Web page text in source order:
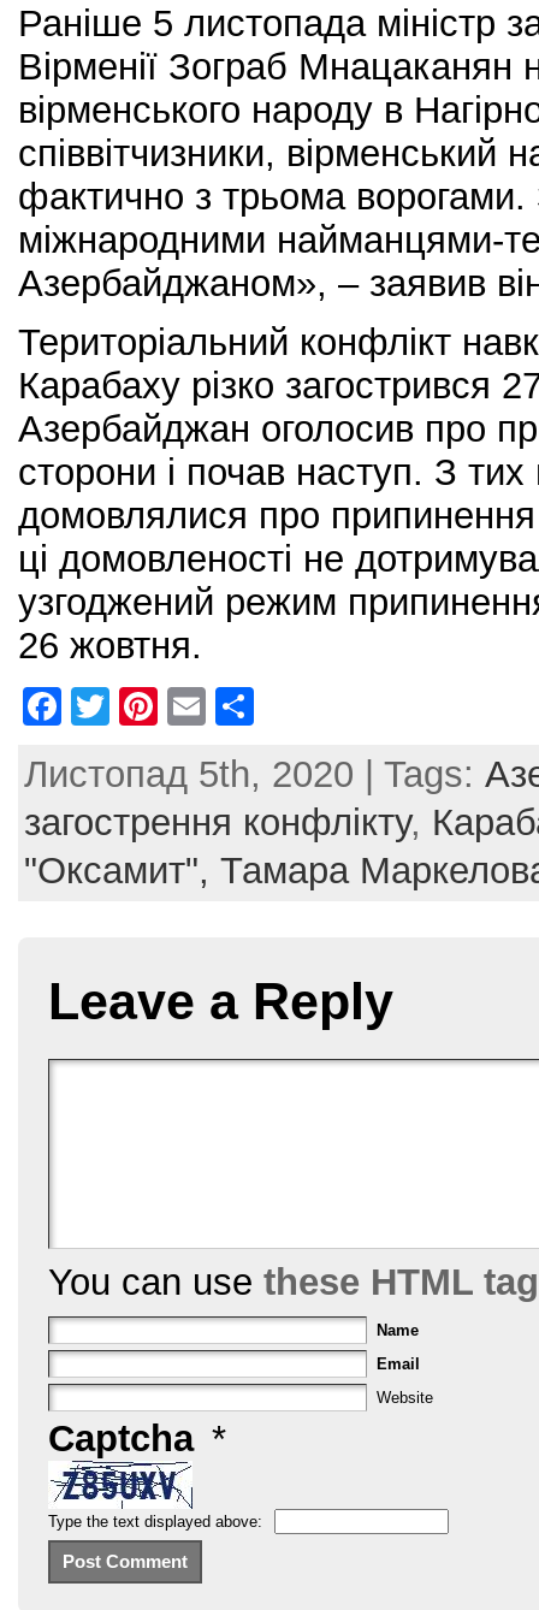
Раніше 5 листопада міністр
Вірменії Зограб Мнацаканян
вірменського народу в
співвітчизники, вірменський
фактично з трьома
міжнародними найманцями-
Азербайджаном», – заявив
Територіальний конфлікт
Карабаху різко загострився
Азербайджан оголосив про
сторони і почав наступ. З тих
домовлялися про
ці домовленості не
узгоджений режим
26 жовтня.
F
c
e
b
o
T
itt
er
Pi
er
e
st
E
ai
l
ar
e
Листопад 5th, 2020 | Tags:
загострення конфлікту,
"Оксамит", Тамара
Leave a Reply
You can use these HTML
Name
Email
Website
Captcha *
Type the text displayed above: